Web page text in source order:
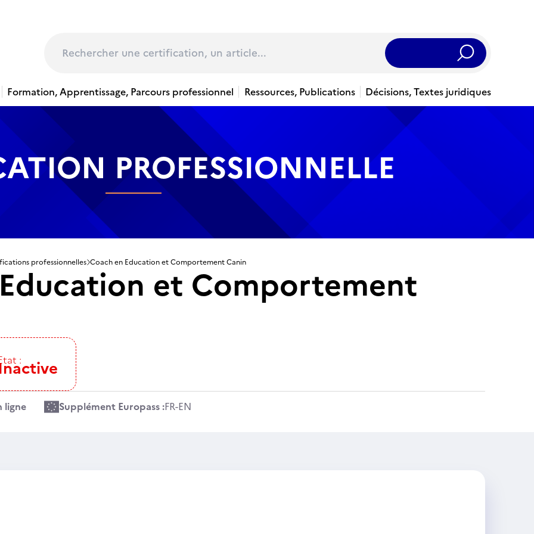
Rechercher
Formation, Apprentissage, Parcours professionnel Ressources, Publications Décisions, Textes juridiques
PROFESSIONNELLE
professionnelles Coach en Education et Comportement Canin
et Comportement
:
ligne Supplément Europass :FR-EN